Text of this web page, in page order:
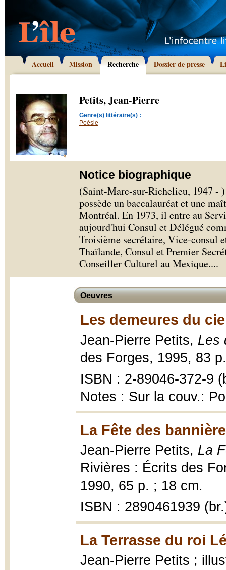
Accueil Mission Recherche Dossier de presse
Petits, Jean-Pierre
Genre(s) littéraire(s) :
Poésie
Notice biographique
(Saint-Marc-sur-Richelieu, 1947 -
possède un baccalauréat et une
Montréal. En 1973, il entre au
aujourd'hui Consul et Délégué
Troisième secrétaire, Vice-consul
Thaïlande, Consul et Premier
Conseiller Culturel au Mexique....
Oeuvres
Les demeures du
Jean-Pierre Petits, Les
des Forges, 1995, 83
ISBN : 2-89046-372-9
Notes : Sur la couv.:
La Fête des
Jean-Pierre Petits, La
Rivières : Écrits des
1990, 65 p. ; 18 cm.
ISBN : 2890461939
La Terrasse du roi
Jean-Pierre Petits ;